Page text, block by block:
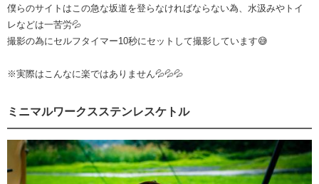
僕らのサイトはこの急な坂道を登らなければならない為、水汲みやトイ
レなどは一苦労💦
撮影の為にセルフタイマー10秒にセットして撮影しています😅
※実際はこんなに楽ではありません💦💦💦
ミニマルワークスステンレスケトル